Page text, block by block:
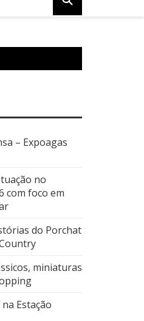
– Expoagas
no
com foco em
do Porchat
miniaturas
Estação